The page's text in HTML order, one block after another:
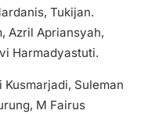
Tukijan.
Azril Apriansyah,
Harmadyastuti.
Suleman
M Fairus